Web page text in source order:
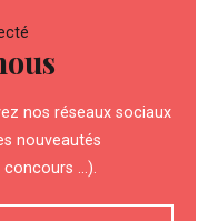
nos réseaux sociaux
nouveautés
...).